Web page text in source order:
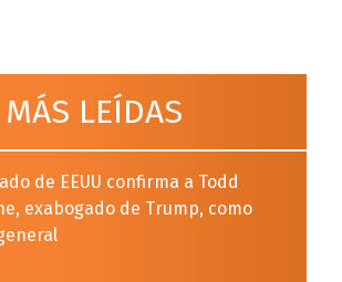
MÁS LEÍDAS
de EEUU confirma a Todd
exabogado de Trump, como